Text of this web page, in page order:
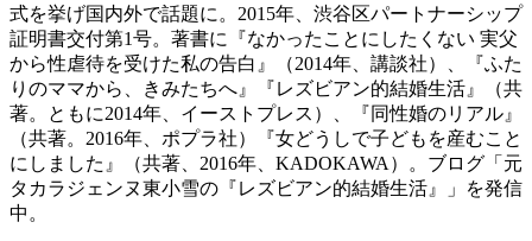
式を挙げ国内外で話題に。2015年、渋谷区パートナーシップ
証明書交付第1号。著書に『なかったことにしたくない 実父
から性虐待を受けた私の告白』（2014年、講談社）、『ふた
りのママから、きみたちへ』『レズビアン的結婚生活』（共
著。ともに2014年、イーストプレス）、『同性婚のリアル』
（共著。2016年、ポプラ社）『女どうしで子どもを産むこと
にしました』（共著、2016年、KADOKAWA）。ブログ「元
タカラジェンヌ東小雪の『レズビアン的結婚生活』」を発信
中。